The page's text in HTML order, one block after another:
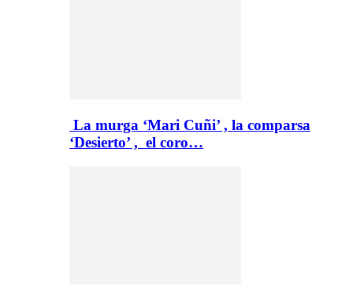
La murga ‘Mari Cuñi’ , la comparsa
‘Desierto’ , el coro…